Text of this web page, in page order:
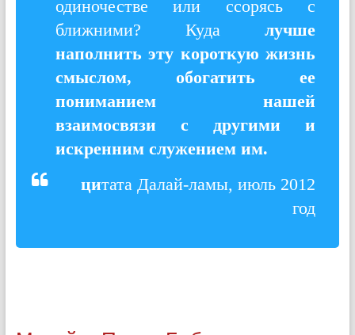
одиночестве или ссорясь с
ближними? Кудалучше
наполнить эту короткую жизнь
смыслом, обогатить ее
пониманием нашей
взаимосвязи с другими и
искренним служением им.
цитата Далай-ламы, июль 2012
год